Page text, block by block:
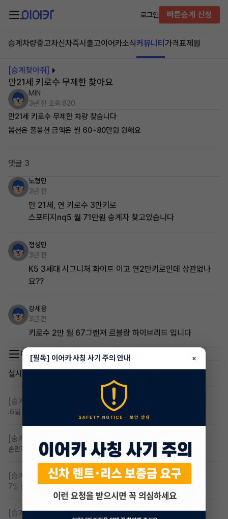
로그인 빠른승계 신청
승계차량중고차신차즉시출고이어카소식커뮤니티 가격표제원
[승계찾아줘]
만21세 키로수 무제한 찾아요
MIN
3년 전 조회 620
만21세 키로수 무제한 차량 찾습니다
옵션은 풀옵션 금액은 월 60~80만원 원해요
댓글 3
노형민
3년 전
만 21세, 연 키로수 3만키로
스포티지nq5 월 71만원 승계자 찾고있습니다
정성민
3년 전
K5 3세대 시그니처 화이트 이고 연2만키로인데 상관없나
요??
강세웅
3년 전
키로수 2만 월 67그랜져 르블랑 하이브리드 입니다
목록 이동
실시간 인기글
[승계찾아줘]
.6일 전
[승계찾아줘]
손민경 6일 전 조회 111 댓글 4
[승계찾아줘] 만22세 무심사 장기렌트 찾습니다
7일 전 조회 90댓글 2
[승계찾아줘] 카니발 저렴이 승계받고샆어요
[필독] 이어카 사칭 사기 주의 안내 ×